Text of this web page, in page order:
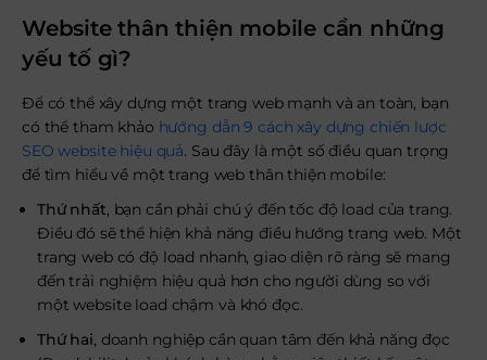
Website thân thiện mobile cần những
yếu tố gì?
Để có thể xây dựng một trang web mạnh và an toàn, bạn
có thể tham khảo hướng dẫn 9 cách xây dựng chiến lược
SEO website hiệu quả. Sau đây là một số điều quan trọng
để tìm hiểu về một trang web thân thiện mobile:
Thứ nhất, bạn cần phải chú ý đến tốc độ load của trang.
Điều đó sẽ thể hiện khả năng điều hướng trang web. Một
trang web có độ load nhanh, giao diện rõ ràng sẽ mang
đến trải nghiệm hiệu quả hơn cho người dùng so với
một website load chậm và khó đọc.
Thứ hai, doanh nghiệp cần quan tâm đến khả năng đọc